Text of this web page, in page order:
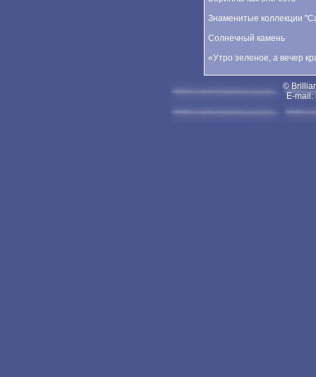
Знаменитые коллекции
Солнечный камень
«Утро зеленое, а вечер
©
E-mail: